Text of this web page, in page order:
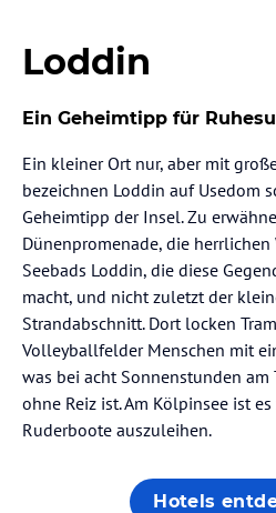
Loddin
Ein Geheimtipp für
Ein kleiner Ort nur, aber mit
bezeichnen Loddin auf Usedom
Geheimtipp der Insel. Zu
Dünenpromenade, die herrlichen
Seebads Loddin, die diese
macht, und nicht zuletzt der
Strandabschnitt. Dort locken
Volleyballfelder Menschen mit
was bei acht Sonnenstunden am
ohne Reiz ist. Am Kölpinsee ist
Ruderboote auszuleihen.
Hotels